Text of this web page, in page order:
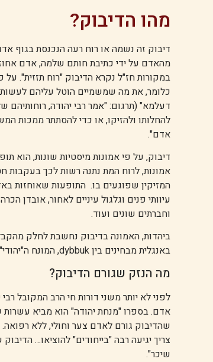
מהו הדיבוק?
דיבוק זה נשמה או רוח רעה הנכנסת בגוף
מהאדם על ידי כתיבת חותם שלמה, אדם אחוז
במקורות חז"ל נקרא הדיבוק "רוח תזזית".
כלומר, את מה שמשמיים הוטל עליהם לעשות
דעלמא" (תרגום: "אמר רבי יהודה,
להחלותו ולהזיקו, או כדי להסתתר ממכות
אדם".
דיבוק, על פי אמונות מיסטיות שונות, הוא
אמונות, לרוח המת נתנה רשות לכך
המזיקין שפוגעים בו. התופעות שאוחזות
עיוותי פנים וגלגול עיניים לאחור, אובדן
וחברתים שונים ועוד.
ביהדות, האמונה בדיבוק נחשבת לחלק
באנגלית מבחינים בין dybbuk, המונח ה"יהודי", לבין possession, אם כי אין הבדל בין תיאורי שתי התופעות.
מה הנזק שגורם הדיבוק?
לפני לא יותר משני דורות חי הרב המקובל
אדם. בספרו "מנחת יהודה" הוא מביא עשרות
שהדיבוק גורם לאדם צער וחולי, ללא
צריך יגיעה רבה "בייחודים" להוציאו…
שיכר".